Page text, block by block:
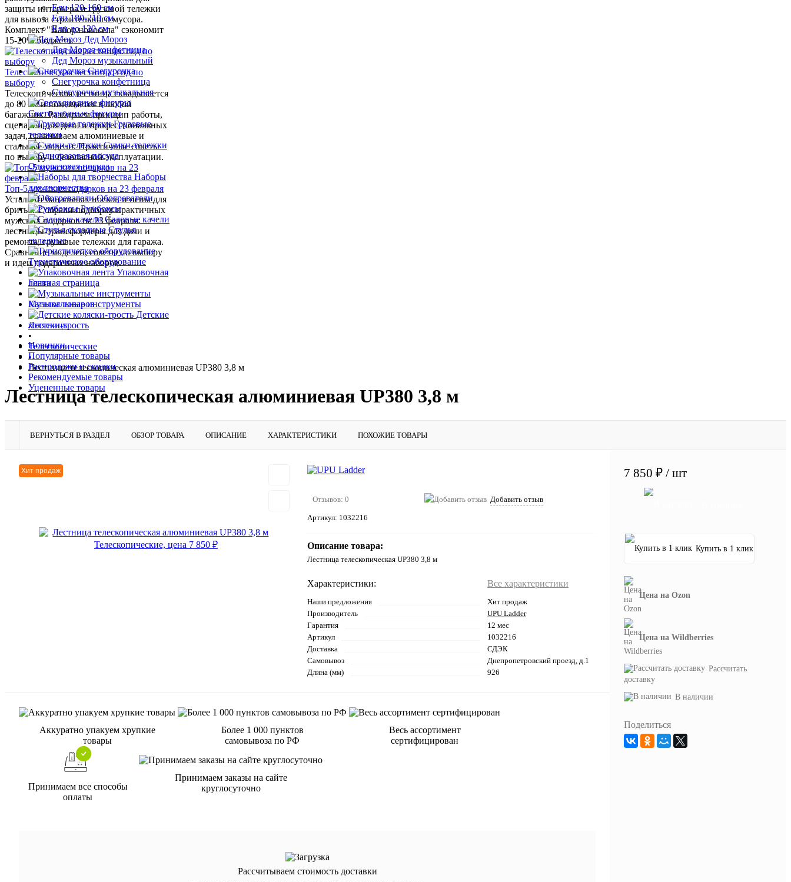
Ели 120-160 см
Ели 180-210 см
Ели до 120 см
Дед Мороз
Дед Мороз конфетница
Дед Мороз музыкальный
Снегурочка
Снегурочка конфетница
Снегурочка музыкальная
Светодиодные фигуры
Грузовые
тележки
Сумки-тележки
Одноразовая посуда
Наборы
для творчества
Обогреватели
Румбоксы
Садовые качели
Стулья
складные
Туристическое оборудование
Упаковочная
лента
Музыкальные инструменты
Детские
коляски-трость
Новинки
Популярные товары
Распродажи и скидки
Рекомендуемые товары
Уцененные товары
защиты интерьера и грузовой тележки
для вывоза строительного мусора.
Комплект "Набор новосела" сэкономит
15-20% бюджета.
Телескопическая лестница: гид по
выбору
Телескопическая лестница складывается
до 80 см и помещается в любой
багажник. Разбираем принцип работы,
сценарии для дачи и профессиональных
задач, сравниваем алюминиевые и
стальные модели. Практичные советы
по выбору и безопасной эксплуатации.
Топ-5 мужских подарков на 23 февраля
Устали от банальных носков и пены для
бритья? Собрали подборку практичных
мужских подарков на 23 февраля:
лестницы-трансформеры для дачи и
ремонта, грузовые тележки для гаража.
Сравнение моделей, советы по выбору
и идеи подарочных наборов.
Главная страница
•
Каталог товаров
•
Лестницы
•
Телескопические
•
Лестница телескопическая алюминиевая UP380 3,8 м
Лестница телескопическая алюминиевая UP380 3,8 м
ВЕРНУТЬСЯ В РАЗДЕЛ ОБЗОР ТОВАРА ОПИСАНИЕ ХАРАКТЕРИСТИКИ ПОХОЖИЕ ТОВАРЫ
Хит продаж
Отзывов: 0 Добавить отзыв
Артикул: 1032216
Описание товара:
Лестница телескопическая UP380 3,8 м
Характеристики: Все характеристики
Наши предложения
Хит продаж
Производитель
UPU Ladder
Гарантия
12 мес
Артикул
1032216
Доставка
СДЭК
Самовывоз
Днепропетровский проезд, д.1
Длина (мм)
926
Аккуратно упакуем хрупкие
товары
Более 1 000 пунктов
самовывоза по РФ
Весь ассортимент
сертифицирован
Принимаем все способы
оплаты
Принимаем заказы на сайте
круглосуточно
Рассчитываем стоимость доставки
7 850 ₽ / шт
Купить в 1 клик
Цена на Ozon
Цена на Wildberries
Рассчитать
доставку
В наличии
Поделиться